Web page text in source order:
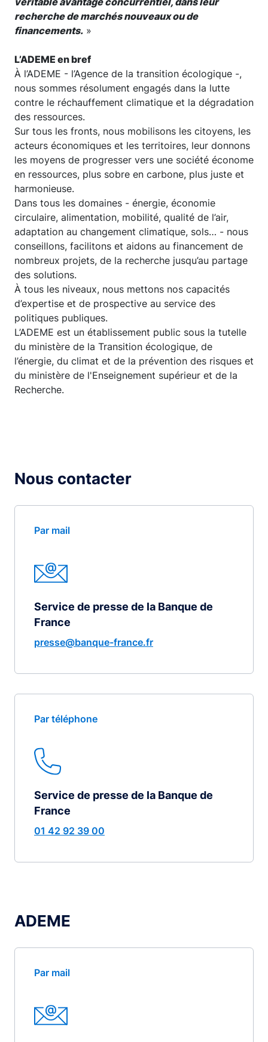
recherche de marchés nouveaux ou de
financements. »
L’ADEME en bref
À l’ADEME - l’Agence de la transition écologique -,
nous sommes résolument engagés dans la lutte
contre le réchauffement climatique et la dégradation
des ressources.
Sur tous les fronts, nous mobilisons les citoyens, les
acteurs économiques et les territoires, leur donnons
les moyens de progresser vers une société économe
en ressources, plus sobre en carbone, plus juste et
harmonieuse.
Dans tous les domaines - énergie, économie
circulaire, alimentation, mobilité, qualité de l’air,
adaptation au changement climatique, sols… - nous
conseillons, facilitons et aidons au financement de
nombreux projets, de la recherche jusqu’au partage
des solutions.
À tous les niveaux, nous mettons nos capacités
d’expertise et de prospective au service des
politiques publiques.
L’ADEME est un établissement public sous la tutelle
du ministère de la Transition écologique, de
l’énergie, du climat et de la prévention des risques et
du ministère de l'Enseignement supérieur et de la
Recherche.
Nous contacter
Par mail
Service de presse de la Banque de
France
presse@banque-france.fr
Par téléphone
Service de presse de la Banque de
France
01 42 92 39 00
ADEME
Par mail